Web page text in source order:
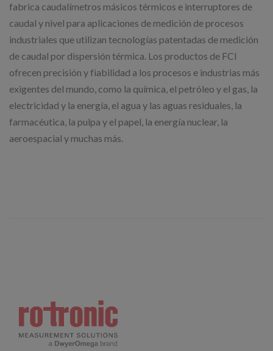
fabrica caudalímetros másicos térmicos e interruptores de
caudal y nivel para aplicaciones de medición de procesos
industriales que utilizan tecnologías patentadas de medición
de caudal por dispersión térmica. Los productos de FCI
ofrecen precisión y fiabilidad a los procesos e industrias más
exigentes del mundo, como la química, el petróleo y el gas, la
electricidad y la energía, el agua y las aguas residuales, la
farmacéutica, la pulpa y el papel, la energía nuclear, la
aeroespacial y muchas más.